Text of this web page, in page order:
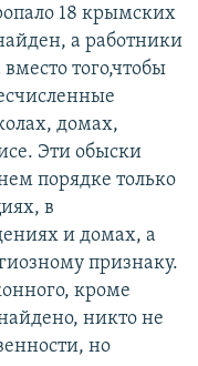
18 крымских
а работники
того,чтобы
домах,
Эти обыски
порядке только
в
и домах, а
признаку.
кроме
никто не
но